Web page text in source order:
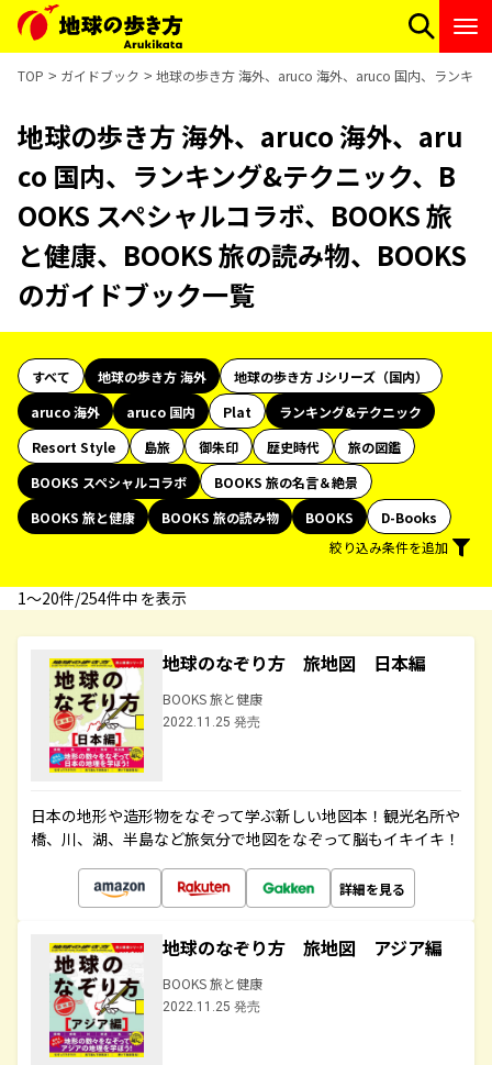
TOP ガイドブック 地球の歩き方 海外、aruco 海外、aruco 国内、ランキン
地球の歩き方 海外、aruco 海外、aru
co 国内、ランキング&テクニック、B
OOKS スペシャルコラボ、BOOKS 旅
と健康、BOOKS 旅の読み物、BOOKS
のガイドブック一覧
すべて 地球の歩き方 海外
地球の歩き方 Jシリーズ（国内）
aruco 海外
aruco 国内 Plat
ランキング&テクニック
Resort Style
島旅 御朱印 歴史時代
旅の図鑑
BOOKS スペシャルコラボ
BOOKS 旅の名言＆絶景
BOOKS 旅と健康
BOOKS 旅の読み物 BOOKS
D-Books
絞り込み条件を追加
1〜20件/254件中 を表示
地球のなぞり方 旅地図 日本編
BOOKS 旅と健康
2022.11.25 発売
日本の地形や造形物をなぞって学ぶ新しい地図本！観光名所や
橋、川、湖、半島など旅気分で地図をなぞって脳もイキイキ！
詳細を見る
地球のなぞり方 旅地図 アジア編
BOOKS 旅と健康
2022.11.25 発売